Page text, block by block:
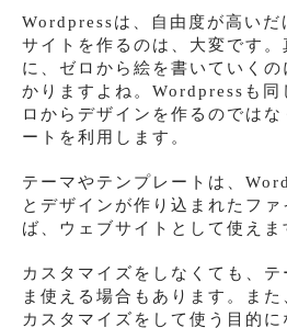
Wordpressは、自由度が高いだ
サイトを作るのは、大変です。
に、ゼロから絵を書いていく
かりますよね。Wordpressも
ロからデザインを作るのでは
ートを利用します。
テーマやテンプレートは、
とデザインが作り込まれたファ
ば、ウェブサイトとして使えま
カスタマイズをしなくても、
ま使える場合もあります。また
カスタマイズをして使う目的